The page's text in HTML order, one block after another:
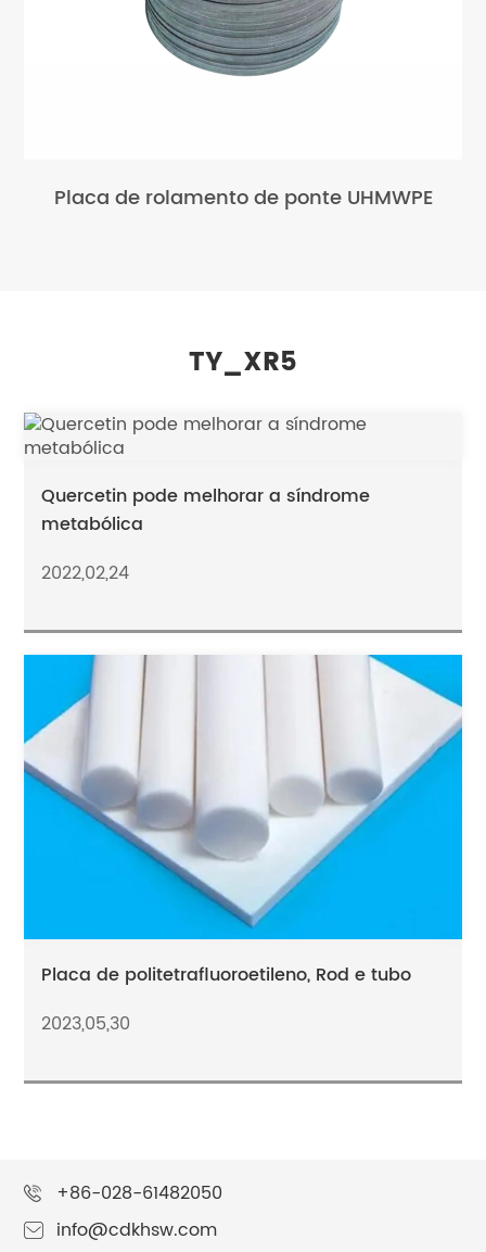
Placa de rolamento de ponte UHMWPE
TY_XR5
Quercetin pode melhorar a síndrome
metabólica
2022,02,24
Placa de politetrafluoroetileno, Rod e tubo
2023,05,30
+86-028-61482050
info@cdkhsw.com